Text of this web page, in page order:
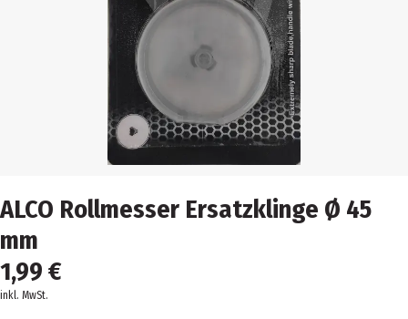
ALCO Rollmesser Ersatzklinge Ø 45
mm
1,99 €
inkl. MwSt.